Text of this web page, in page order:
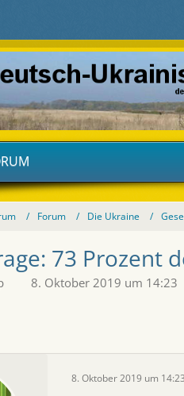
Forum Die Ukraine
73 Prozent
8. Oktober 2019 um 14:23
8. Oktober 2019 um 14:23